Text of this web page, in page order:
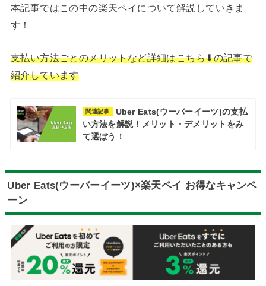
本記事ではこの中の楽天ペイについて解説していきま
す！
支払い方法ごとのメリットなど詳細はこちら⬇︎の記事で
紹介しています
関連記事
Uber Eats(ウーバーイーツ)の支払
い方法を解説！メリット・デメリットをみ
て選ぼう！
Uber Eats(ウーバーイーツ)×楽天ペイ お得なキャンペ
ーン